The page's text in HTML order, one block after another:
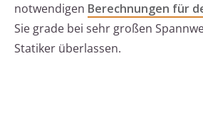
notwendigen Berechnungen für
Sie grade bei sehr großen
Statiker überlassen.